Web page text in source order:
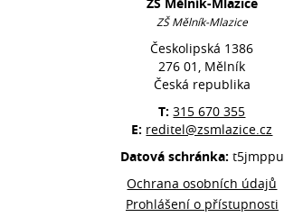
ZŠ Mělník-Mlazice
Českolipská 1386
276 01, Mělník
Česká republika
T:315 670 355
E: reditel@zsmlazice.cz
Datová schránka: t5jmppu
Ochrana osobních údajů
Prohlášení o přístupnosti